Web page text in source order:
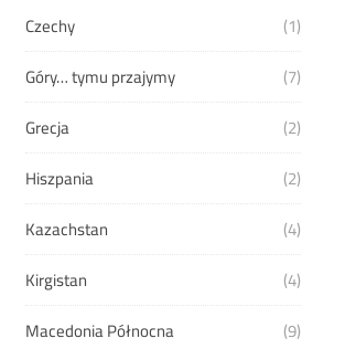
Czechy
(1)
Góry… tymu przajymy
(7)
Grecja
(2)
Hiszpania
(2)
Kazachstan
(4)
Kirgistan
(4)
Macedonia Północna
(9)